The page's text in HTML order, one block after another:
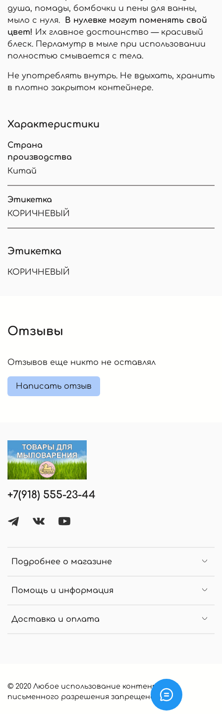
душа, помады, бомбочки и пены для ванны,
мыло с нуля. В нулевке могут поменять свой
цвет! Их главное достоинство — красивый
блеск. Перламутр в мыле при использовании
полностью смывается с тела.
Не употреблять внутрь. Не вдыхать, хранить
в плотно закрытом контейнере.
Характеристики
Страна
производства
Китай
Этикетка
КОРИЧНЕВЫЙ
Этикетка
КОРИЧНЕВЫЙ
Отзывы
Отзывов еще никто не оставлял
Написать отзыв
Подробнее о магазине
Помощь и информация
Доставка и оплата
+7(918) 555-23-44
© 2020 Любое использование контента без
письменного разрешения запрещено